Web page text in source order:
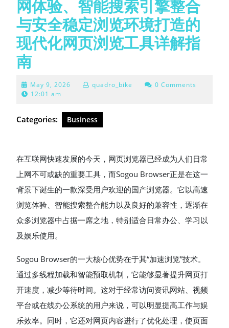
网体验、智能搜索引擎整合
与安全稳定浏览环境打造的
现代化网页浏览工具详解指
南
May 9, 2026 May
quadro_bike
0 Comments
12:01 am
Categories: Business
在互联网快速发展的今天，网页浏览器已经成为人们日常
上网不可或缺的重要工具，而Sogou Browser正是在这一
背景下诞生的一款深受用户欢迎的国产浏览器。它以高速
浏览体验、智能搜索整合能力以及良好的兼容性，逐渐在
众多浏览器中占据一席之地，特别适合日常办公、学习以
及娱乐使用。
Sogou Browser的一大核心优势在于其“加速浏览”技术。
通过多线程加载和智能预取机制，它能够显著提升网页打
开速度，减少等待时间。这对于经常访问资讯网站、视频
平台或在线办公系统的用户来说，可以明显提高工作与娱
乐效率。同时，它还对网页内容进行了优化处理，使页面